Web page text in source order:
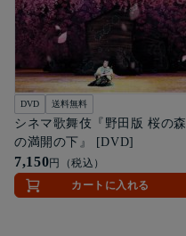
DVD 送料無料
シネマ歌舞伎『野田版 桜の森
の満開の下』 [DVD]
7,150円（税込）
カートに入れる